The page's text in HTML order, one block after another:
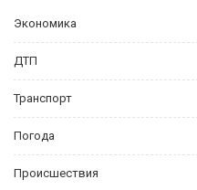
Экономика
ДТП
Транспорт
Погода
Происшествия